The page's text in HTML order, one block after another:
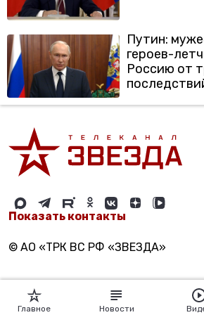
Путин:
героев-
Россию от
Показать контакты
© АО «ТРК ВС РФ «ЗВЕЗДА»
Главное Новости